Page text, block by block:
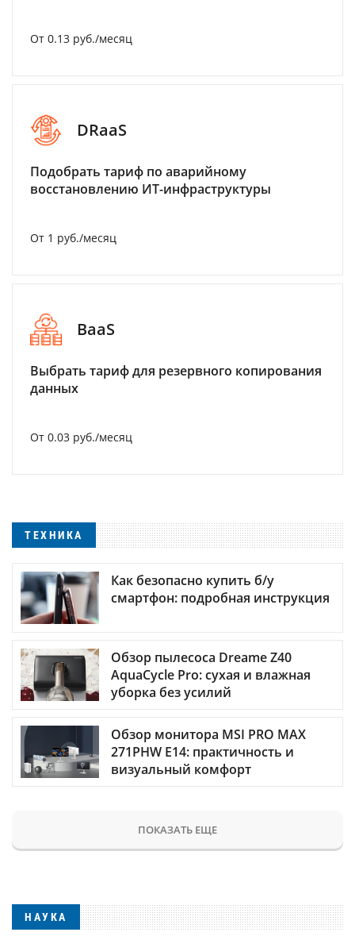
От 0.13 руб./месяц
DRaaS
Подобрать тариф по аварийному
восстановлению ИТ-инфраструктуры
От 1 руб./месяц
BaaS
Выбрать тариф для резервного копирования
данных
От 0.03 руб./месяц
ТЕХНИКА
Как безопасно купить б/у
смартфон: подробная инструкция
Обзор пылесоса Dreame Z40
AquaCycle Pro: сухая и влажная
уборка без усилий
Обзор монитора MSI PRO MAX
271PHW E14: практичность и
визуальный комфорт
ПОКАЗАТЬ ЕЩЕ
НАУКА